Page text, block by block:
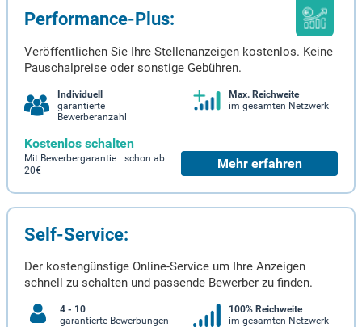
Performance-Plus:
Veröffentlichen Sie Ihre Stellenanzeigen kostenlos. Keine
Pauschalpreise oder sonstige Gebühren.
Individuell
garantierte
Bewerberanzahl
Max. Reichweite
im gesamten Netzwerk
Kostenlos schalten
Mit Bewerbergarantie schon ab
20€
Mehr erfahren
Self-Service:
Der kostengünstige Online-Service um Ihre Anzeigen
schnell zu schalten und passende Bewerber zu finden.
4 - 10
garantierte Bewerbungen
100% Reichweite
im gesamten Netzwerk